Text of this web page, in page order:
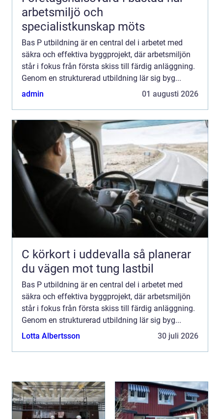
arbetsmiljö och
specialistkunskap möts
Bas P utbildning är en central del i arbetet med
säkra och effektiva byggprojekt, där arbetsmiljön
står i fokus från första skiss till färdig anläggning.
Genom en strukturerad utbildning lär sig byg...
admin
01 augusti 2026
C körkort i uddevalla så planerar
du vägen mot tung lastbil
Bas P utbildning är en central del i arbetet med
säkra och effektiva byggprojekt, där arbetsmiljön
står i fokus från första skiss till färdig anläggning.
Genom en strukturerad utbildning lär sig byg...
Lotta Albertsson
30 juli 2026